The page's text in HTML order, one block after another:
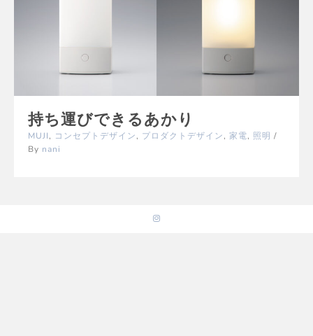
持ち運びできるあかり
MUJI, コンセプトデザイン, プロダクトデザイン, 家電, 照明 /
By nani